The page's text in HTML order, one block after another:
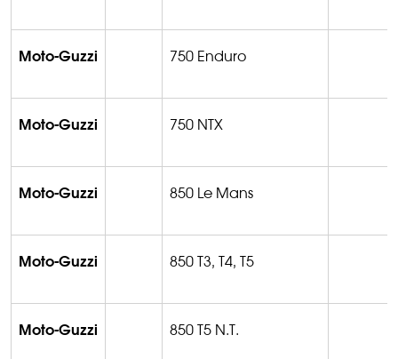
Moto-Guzzi 750 Enduro
Moto-Guzzi 750 NTX
Moto-Guzzi 850 Le Mans
Moto-Guzzi 850 T3, T4, T5
Moto-Guzzi 850 T5 N.T.